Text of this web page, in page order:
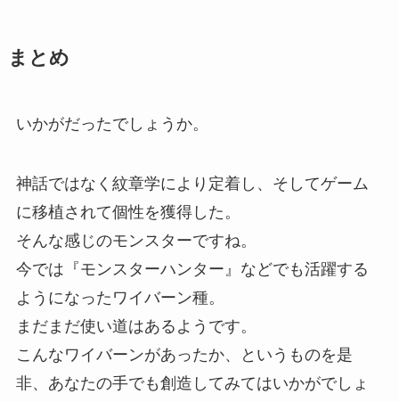
まとめ
いかがだったでしょうか。
神話ではなく紋章学により定着し、そしてゲーム
に移植されて個性を獲得した。
そんな感じのモンスターですね。
今では『モンスターハンター』などでも活躍する
ようになったワイバーン種。
まだまだ使い道はあるようです。
こんなワイバーンがあったか、というものを是
非、あなたの手でも創造してみてはいかがでしょ